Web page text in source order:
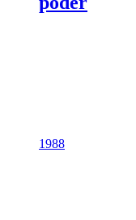
1988